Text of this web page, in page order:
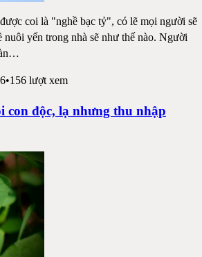
coi là "nghề bạc tỷ", có lẽ mọi người sẽ
nuôi yến trong nhà sẽ như thế nào. Người
…
•156 lượt xem
con độc, lạ nhưng thu nhập